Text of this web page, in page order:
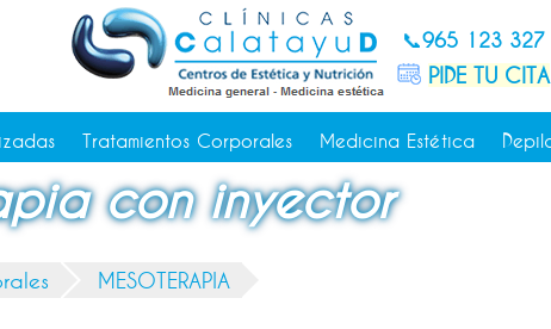
📞965 123 327
PIDE TU CITA
Tratamientos Corporales Medicina Estética
con inyector
MESOTERAPIA